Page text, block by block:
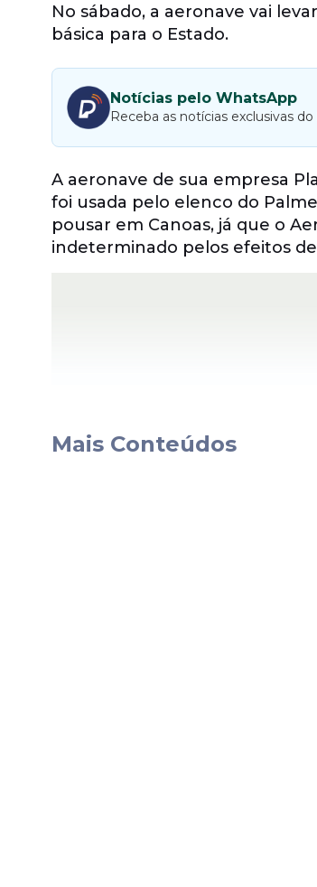
No sábado, a aeronave vai
básica para o Estado.
Notícias pelo WhatsApp
Receba as notícias exclusivas do
A aeronave de sua empresa
foi usada pelo elenco do
pousar em Canoas, já que o
indeterminado pelos efeitos
Mais Conteúdos